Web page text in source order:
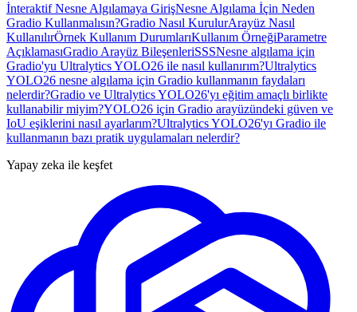
İnteraktif Nesne Algılamaya GirişNesne Algılama İçin Neden
Gradio Kullanmalısın?Gradio Nasıl KurulurArayüz Nasıl
KullanılırÖrnek Kullanım DurumlarıKullanım ÖrneğiParametre
AçıklamasıGradio Arayüz BileşenleriSSSNesne algılama için
Gradio'yu Ultralytics YOLO26 ile nasıl kullanırım?Ultralytics
YOLO26 nesne algılama için Gradio kullanmanın faydaları
nelerdir?Gradio ve Ultralytics YOLO26'yı eğitim amaçlı birlikte
kullanabilir miyim?YOLO26 için Gradio arayüzündeki güven ve
IoU eşiklerini nasıl ayarlarım?Ultralytics YOLO26'yı Gradio ile
kullanmanın bazı pratik uygulamaları nelerdir?
Yapay zeka ile keşfet